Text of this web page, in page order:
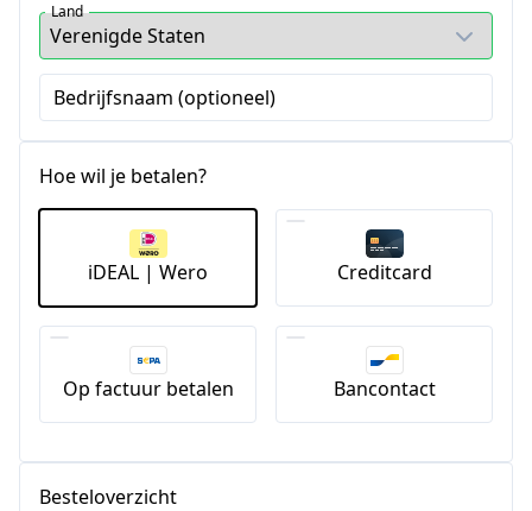
Land
Bedrijfsnaam (optioneel)
Hoe wil je betalen?
iDEAL | Wero Creditcard
Op factuur betalen Bancontact
Besteloverzicht